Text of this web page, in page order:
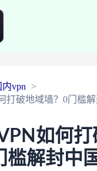
vpn
打破地域墙？0门槛
如何打
槛解封中